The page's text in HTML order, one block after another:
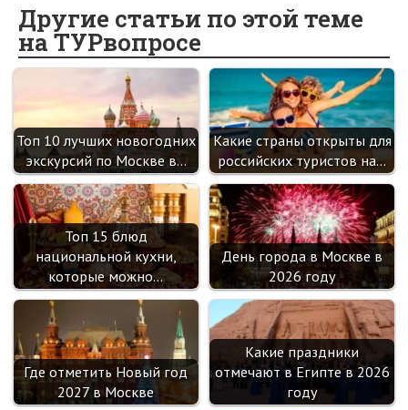
o
o
k
o
kl
as
sn
ik
i
er dI
n
es
t
a
m
Другие статьи по этой теме
на ТУРвопросе
Топ 10 лучших новогодних
экскурсий по Москве в…
Какие страны открыты для
российских туристов на…
Топ 15 блюд
национальной кухни,
которые можно…
День города в Москве в
2026 году
Где отметить Новый год
2027 в Москве
Какие праздники
отмечают в Египте в 2026
году